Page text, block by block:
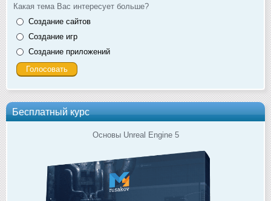
Какая тема Вас интересует больше?
Создание сайтов
Создание игр
Создание приложений
Бесплатный курс
Основы Unreal Engine 5